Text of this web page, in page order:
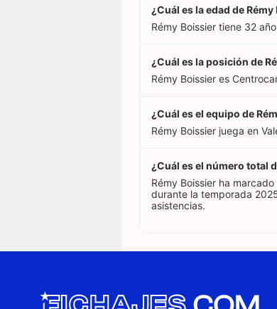
¿Cuál es la edad de
Rémy Boissier tiene 32
¿Cuál es la posición de
Rémy Boissier es
¿Cuál es el equipo de
Rémy Boissier juega en
¿Cuál es el número total
Rémy Boissier ha
durante la temporada
asistencias.